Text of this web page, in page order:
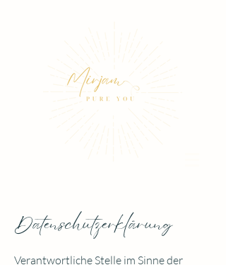
Datenschutzerklärung
Verantwortliche Stelle im Sinne der